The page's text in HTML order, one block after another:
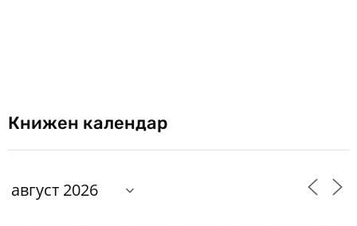
Книжен календар